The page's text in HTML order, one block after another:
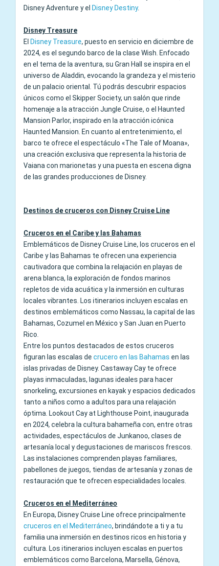
Disney Adventure y el Disney Destiny.
Disney Treasure
El Disney Treasure, puesto en servicio en diciembre de
2024, es el segundo barco de la clase Wish. Enfocado
en el tema de la aventura, su Gran Hall se inspira en el
universo de Aladdin, evocando la grandeza y el misterio
de un palacio oriental. Tú podrás descubrir espacios
únicos como el Skipper Society, un salón que rinde
homenaje a la atracción Jungle Cruise, o el Haunted
Mansion Parlor, inspirado en la atracción icónica
Haunted Mansion. En cuanto al entretenimiento, el
barco te ofrece el espectáculo «The Tale of Moana»,
una creación exclusiva que representa la historia de
Vaiana con marionetas y una puesta en escena digna
de las grandes producciones de Disney.
Destinos de cruceros con Disney Cruise Line
Cruceros en el Caribe y las Bahamas
Emblemáticos de Disney Cruise Line, los cruceros en el
Caribe y las Bahamas te ofrecen una experiencia
cautivadora que combina la relajación en playas de
arena blanca, la exploración de fondos marinos
repletos de vida acuática y la inmersión en culturas
locales vibrantes. Los itinerarios incluyen escalas en
destinos emblemáticos como Nassau, la capital de las
Bahamas, Cozumel en México y San Juan en Puerto
Rico.
Entre los puntos destacados de estos cruceros
figuran las escalas de crucero en las Bahamas en las
islas privadas de Disney. Castaway Cay te ofrece
playas inmaculadas, lagunas ideales para hacer
snorkeling, excursiones en kayak y espacios dedicados
tanto a niños como a adultos para una relajación
óptima. Lookout Cay at Lighthouse Point, inaugurada
en 2024, celebra la cultura bahameña con, entre otras
actividades, espectáculos de Junkanoo, clases de
artesanía local y degustaciones de mariscos frescos.
Las instalaciones comprenden playas familiares,
pabellones de juegos, tiendas de artesanía y zonas de
restauración que te ofrecen especialidades locales.
Cruceros en el Mediterráneo
En Europa, Disney Cruise Line ofrece principalmente
cruceros en el Mediterráneo, brindándote a ti y a tu
familia una inmersión en destinos ricos en historia y
cultura. Los itinerarios incluyen escalas en puertos
emblemáticos como Barcelona, Marsella, Génova,